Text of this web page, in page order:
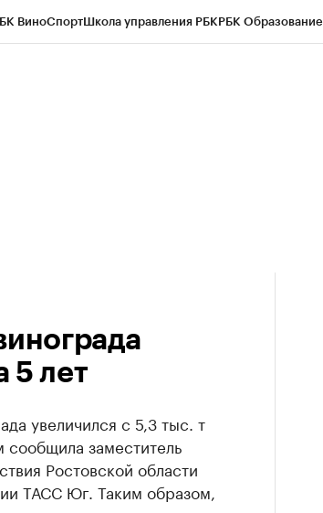
ВиноСпортШкола управления РБКРБК Образование
5 лет
увеличился с 5,3 тыс. т
сообщила заместитель
Ростовской области
ТАСС Юг. Таким образом,